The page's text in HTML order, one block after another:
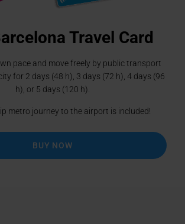
Travel Card
pace and move freely by public transport
for 2 days (48 h), 3 days (72 h), 4 days (96
h), or 5 days (120 h).
metro journey to the airport is included!
BUY NOW